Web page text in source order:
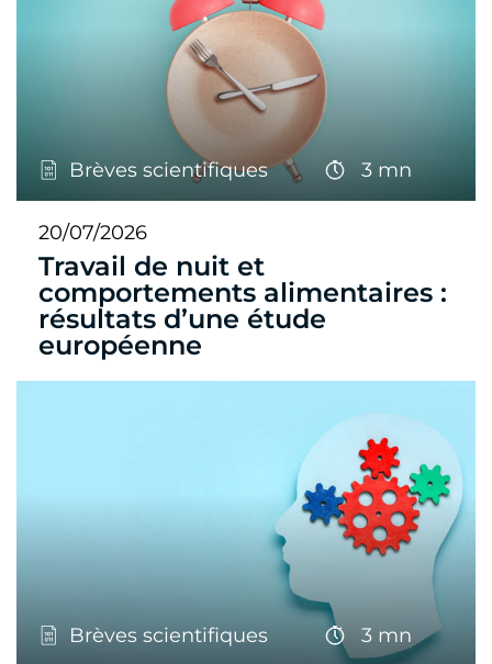
Brèves scientifiques 3 mn
20/07/2026
Travail de nuit et
comportements alimentaires :
résultats d’une étude
européenne
Brèves scientifiques 3 mn